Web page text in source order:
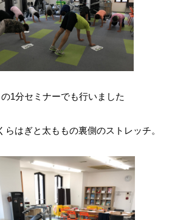
1分セミナーでも行いました
らはぎと太ももの裏側のストレッチ。